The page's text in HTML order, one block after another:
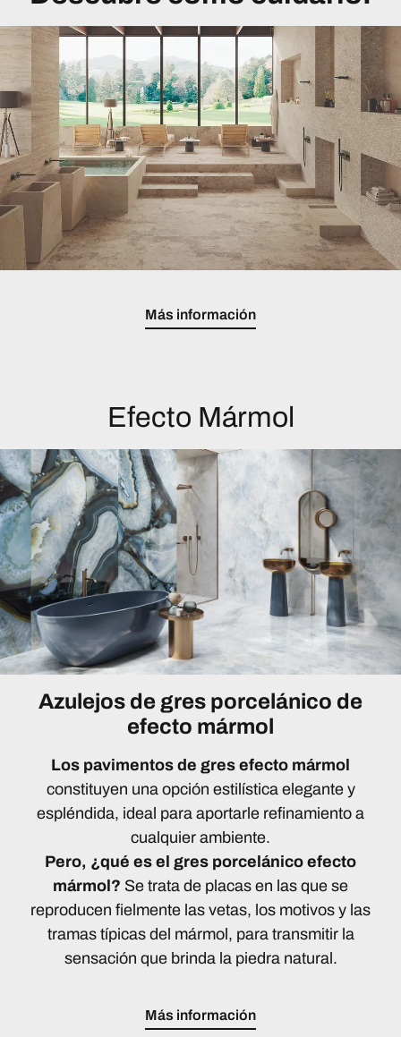
Más información
Efecto Mármol
Azulejos de gres porcelánico de
efecto mármol
Los pavimentos de gres efecto mármol
constituyen una opción estilística elegante y
espléndida, ideal para aportarle refinamiento a
cualquier ambiente.
Pero, ¿qué es el gres porcelánico efecto
mármol? Se trata de placas en las que se
reproducen fielmente las vetas, los motivos y las
tramas típicas del mármol, para transmitir la
sensación que brinda la piedra natural.
Más información